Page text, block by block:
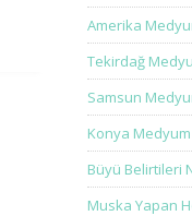
Amerika
Tekirdağ
Samsun
Konya
Büyü Belirtileri
Muska Yapan